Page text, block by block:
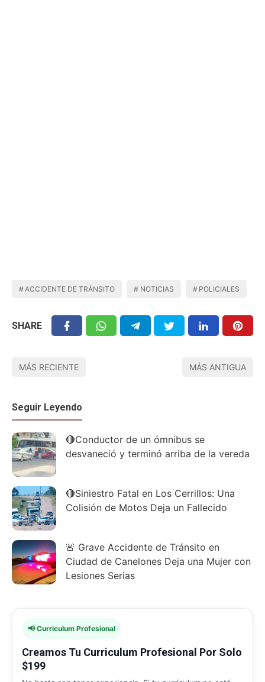
ACCIDENTE DE TRÁNSITO NOTICIAS POLICIALES
SHARE
MÁS RECIENTE MÁS ANTIGUA
Seguir Leyendo
🔴Conductor de un ómnibus se
desvaneció y terminó arriba de la vereda
🔴Siniestro Fatal en Los Cerrillos: Una
Colisión de Motos Deja un Fallecido
🚨 Grave Accidente de Tránsito en
Ciudad de Canelones Deja una Mujer con
Lesiones Serias
📢 Curriculum Profesional
Creamos Tu Curriculum Profesional Por Solo
$199